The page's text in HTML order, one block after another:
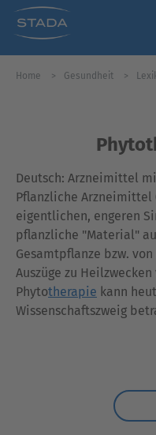
Home Gesundheit
Deutsch: Arzneimittel
Pflanzliche
eigentlichen, engeren
pflanzliche "Material"
Gesamtpflanze bzw.
Auszüge zu
Phytotherapie kann
Wissenschaftszweig